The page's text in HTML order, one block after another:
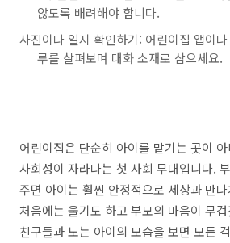
않도록 배려해야 합니다.
사진이나 일지 확인하기: 어린이집 앱이
루를 살펴보며 대화 소재로 삼으세요.
어린이집은 단순히 아이를 맡기는 곳이
사회성이 자라나는 첫 사회 무대입니다.
주면 아이는 훨씬 안정적으로 세상과 만
처음에는 울기도 하고 부모의 마음이 무
친구들과 노는 아이의 모습을 보면 모든